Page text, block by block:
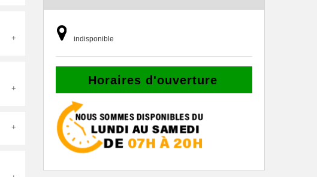
indisponible
Horaires d'ouverture